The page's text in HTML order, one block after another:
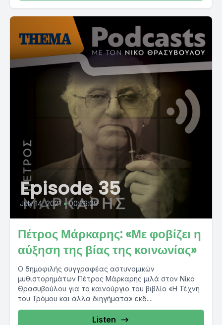
Episode 35
July 14, 2021 • 00:26:09
Πέτρος Μάρκαρης: «Με φοβίζει η
αύξηση της βίας της κοινωνίας»
Ο δημοφιλής συγγραφέας αστυνομικών
μυθιστορημάτων Πέτρος Μάρκαρης μιλά στον Νίκο
Θρασυβούλου για το καινούργιο του βιβλίο «Η Τέχνη
του Τρόμου και άλλα διηγήματα» εκδ....
Listen